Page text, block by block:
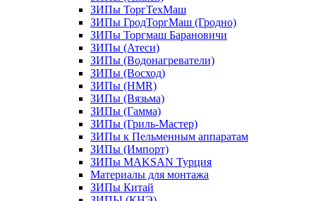
ЗИПы ТоргТехМаш
ЗИПы ГродТоргМаш (Гродно)
ЗИПы Торгмаш Барановичи
ЗИПы (Атеси)
ЗИПы (Водонагреватели)
ЗИПы (Восход)
ЗИПы (HMR)
ЗИПы (Вязьма)
ЗИПы (Гамма)
ЗИПы (Гриль-Мастер)
ЗИПы к Пельменным аппаратам
ЗИПы (Импорт)
ЗИПы MAKSAN Турция
Материалы для монтажа
ЗИПы Китай